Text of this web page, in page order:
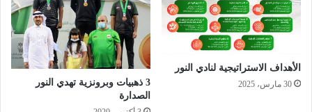
الأهداف الاستراتيجية لنادي النور
30 مارس، 2025
3 ذهبيات وبرونزية تهدي النور
الصدارة